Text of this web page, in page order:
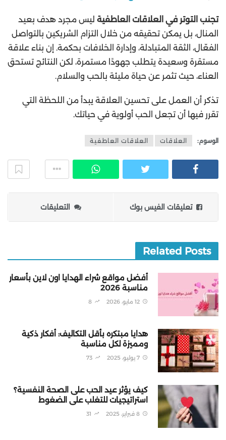
تجنب التوتر في العلاقات العاطفيةليس مجرد هدف بعيد
المنال، بل يمكن تحقيقه من خلال التزام الشريكين بالتواصل
الفعّال، الثقة المتبادلة، وإدارة الخلافات بحكمة. إن بناء علاقة
مستقرة وسعيدة يتطلب جهودًا مستمرة، لكن النتائج تستحق
العناء، حيث تثمر عن حياة مليئة بالحب والسلام.
تذكر أن العمل على تحسين العلاقة يبدأ من اللحظة التي
تقرر فيها أن تجعل الحب أولوية في حياتك.
الوسوم: العلاقات العلاقات العاطفية
تعليقات الفيس بوك التعليقات
Related Posts
أفضل مواقع شراء الهدايا اون لاين بأسعار
مناسبة 2026
12 مايو، 2026 8
هدايا مبتكره بأقل التكاليف: أفكار ذكية
ومميزة لكل مناسبة
7 يوليو، 2025 73
كيف يؤثر عيد الحب على الصحة النفسية؟
استراتيجيات للتغلب على الضغوط
8 فبراير، 2025 31